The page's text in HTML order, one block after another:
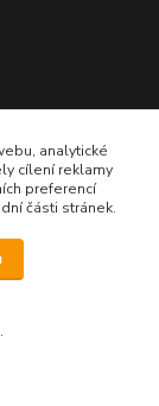
analytické
cílení reklamy
preferencí
části stránek.
.